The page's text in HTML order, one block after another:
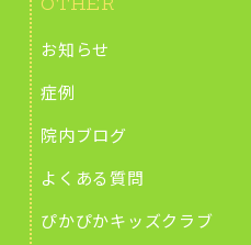
お知らせ
症例
院内ブログ
よくある質問
ぴかぴかキッズクラブ